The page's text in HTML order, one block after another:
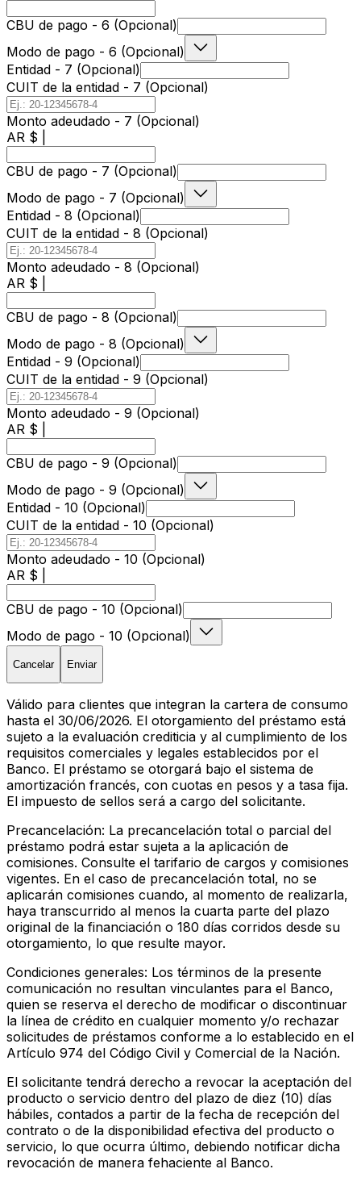
CBU de pago - 6 (Opcional)
Modo de pago - 6 (Opcional)
Entidad - 7 (Opcional)
CUIT de la entidad - 7 (Opcional)
Monto adeudado - 7 (Opcional)
AR $ |
CBU de pago - 7 (Opcional)
Modo de pago - 7 (Opcional)
Entidad - 8 (Opcional)
CUIT de la entidad - 8 (Opcional)
Monto adeudado - 8 (Opcional)
AR $ |
CBU de pago - 8 (Opcional)
Modo de pago - 8 (Opcional)
Entidad - 9 (Opcional)
CUIT de la entidad - 9 (Opcional)
Monto adeudado - 9 (Opcional)
AR $ |
CBU de pago - 9 (Opcional)
Modo de pago - 9 (Opcional)
Entidad - 10 (Opcional)
CUIT de la entidad - 10 (Opcional)
Monto adeudado - 10 (Opcional)
AR $ |
CBU de pago - 10 (Opcional)
Modo de pago - 10 (Opcional)
Cancelar Enviar
Válido para clientes que integran la cartera de consumo
hasta el 30/06/2026. El otorgamiento del préstamo está
sujeto a la evaluación crediticia y al cumplimiento de los
requisitos comerciales y legales establecidos por el
Banco. El préstamo se otorgará bajo el sistema de
amortización francés, con cuotas en pesos y a tasa fija.
El impuesto de sellos será a cargo del solicitante.
Precancelación: La precancelación total o parcial del
préstamo podrá estar sujeta a la aplicación de
comisiones. Consulte el tarifario de cargos y comisiones
vigentes. En el caso de precancelación total, no se
aplicarán comisiones cuando, al momento de realizarla,
haya transcurrido al menos la cuarta parte del plazo
original de la financiación o 180 días corridos desde su
otorgamiento, lo que resulte mayor.
Condiciones generales: Los términos de la presente
comunicación no resultan vinculantes para el Banco,
quien se reserva el derecho de modificar o discontinuar
la línea de crédito en cualquier momento y/o rechazar
solicitudes de préstamos conforme a lo establecido en el
Artículo 974 del Código Civil y Comercial de la Nación.
El solicitante tendrá derecho a revocar la aceptación del
producto o servicio dentro del plazo de diez (10) días
hábiles, contados a partir de la fecha de recepción del
contrato o de la disponibilidad efectiva del producto o
servicio, lo que ocurra último, debiendo notificar dicha
revocación de manera fehaciente al Banco.